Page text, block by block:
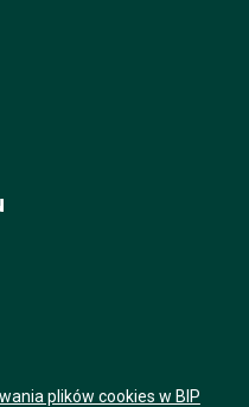
plików cookies w BIP